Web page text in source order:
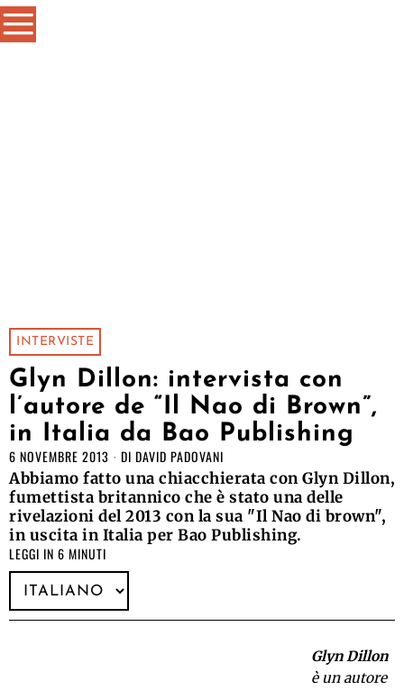
INTERVISTE
Glyn Dillon: intervista con
l’autore de “Il Nao di Brown”,
in Italia da Bao Publishing
6 NOVEMBRE 2013 DI DAVID PADOVANI
Abbiamo fatto una chiacchierata con Glyn Dillon,
fumettista britannico che è stato una delle
rivelazioni del 2013 con la sua "Il Nao di brown",
in uscita in Italia per Bao Publishing.
LEGGI IN 6 MINUTI
Glyn Dillon
è un autore